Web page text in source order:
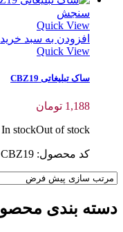
سنجش
Quick View
افزودن به سبد خرید
Quick View
ساک تبلیغاتی CBZ19
1,188 تومان
In stockOut of stock
کد محصول: CBZ19
دسته بندی